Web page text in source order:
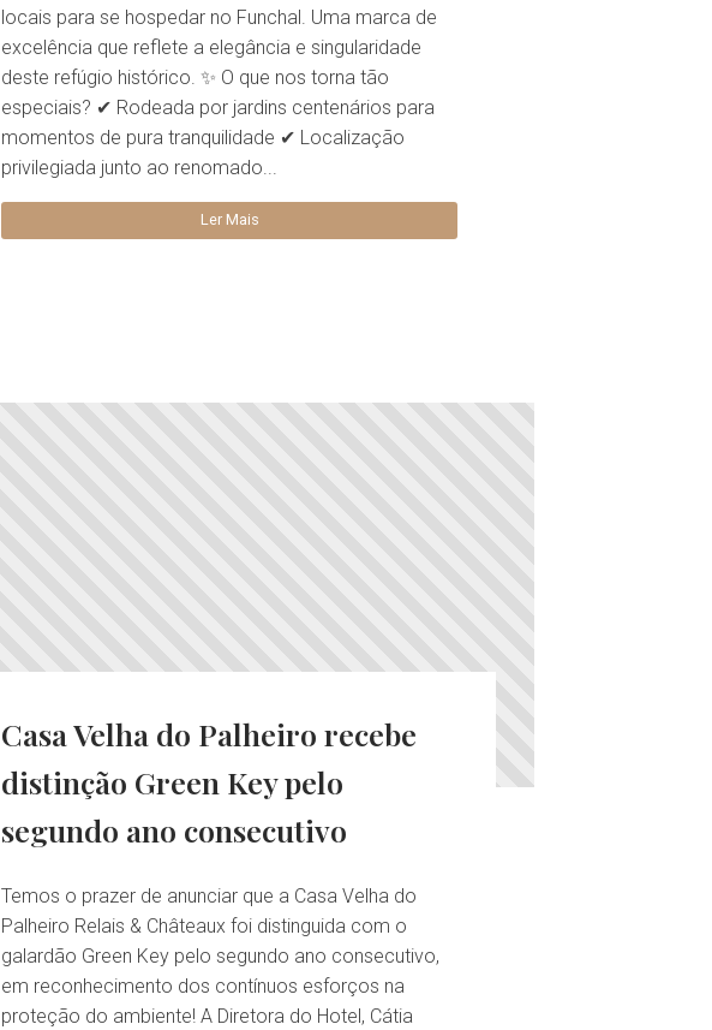
locais para se hospedar no Funchal. Uma marca de
excelência que reflete a elegância e singularidade
deste refúgio histórico. ✨ O que nos torna tão
especiais? ✔ Rodeada por jardins centenários para
momentos de pura tranquilidade ✔ Localização
privilegiada junto ao renomado...
Ler Mais
Casa Velha do Palheiro recebe
distinção Green Key pelo
segundo ano consecutivo
Temos o prazer de anunciar que a Casa Velha do
Palheiro Relais & Châteaux foi distinguida com o
galardão Green Key pelo segundo ano consecutivo,
em reconhecimento dos contínuos esforços na
proteção do ambiente! A Diretora do Hotel, Cátia